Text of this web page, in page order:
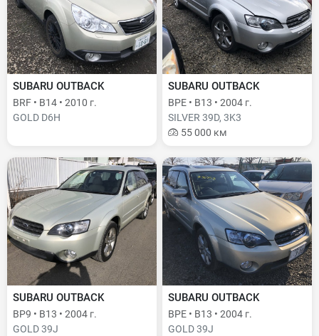
SUBARU OUTBACK
BRF • B14 • 2010 г.
GOLD D6H
SUBARU OUTBACK
BPE • B13 • 2004 г.
SILVER 39D, 3K3
55 000 км
SUBARU OUTBACK
BP9 • B13 • 2004 г.
GOLD 39J
SUBARU OUTBACK
BPE • B13 • 2004 г.
GOLD 39J